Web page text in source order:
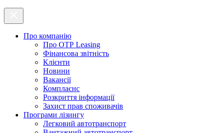
Про компанію
Про ОТР Leasing
Фінансова звітність
Клієнти
Новини
Вакансії
Комплаєнс
Розкриття інформації
Захист прав споживачів
Програми лізингу
Легковий автотранспорт